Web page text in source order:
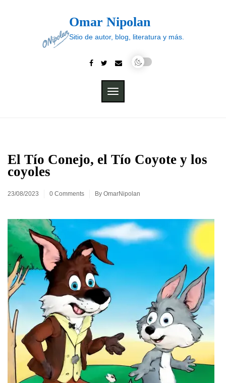
Omar Nipolan
Sitio de autor, blog, literatura y más.
TOGGLE
NAVIGATION
El Tío Conejo, el Tío Coyote y los
coyoles
23/08/2023 0 Comments By OmarNipolan